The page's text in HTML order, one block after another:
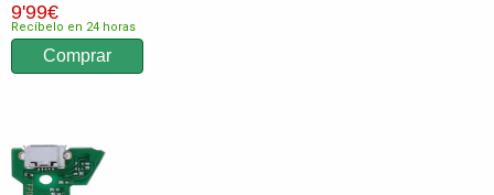
9'99€
Recíbelo en 24 horas